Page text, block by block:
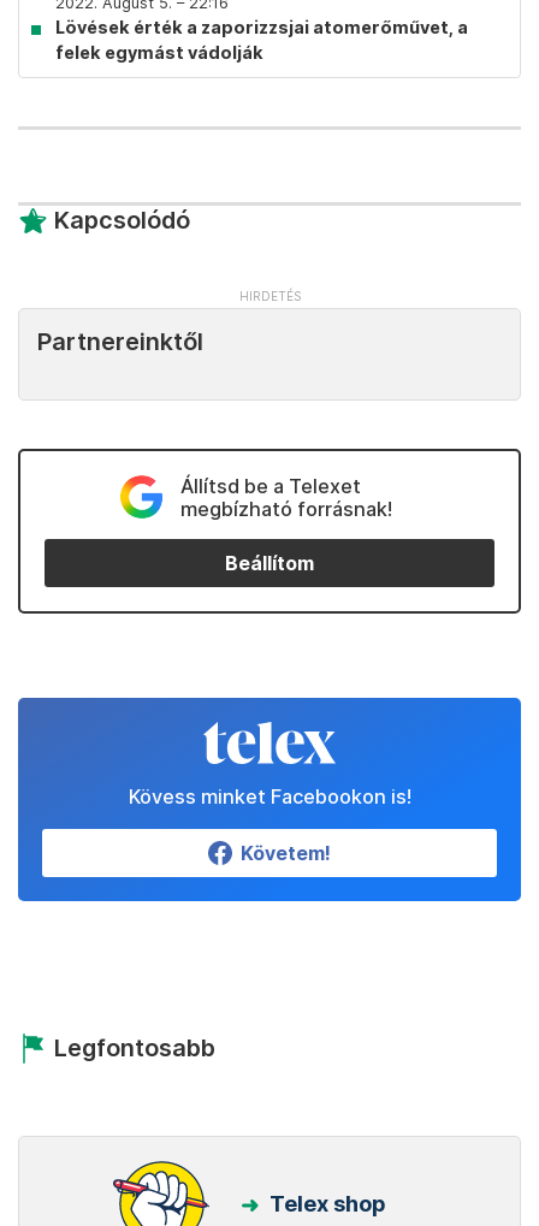
Lövések érték a zaporizzsjai atomerőművet, a
felek egymást vádolják
Kapcsolódó
Partnereinktől
Állítsd be a Telexet
megbízható forrásnak!
Beállítom
Kövess minket Facebookon is!
Követem!
Legfontosabb
Telex shop